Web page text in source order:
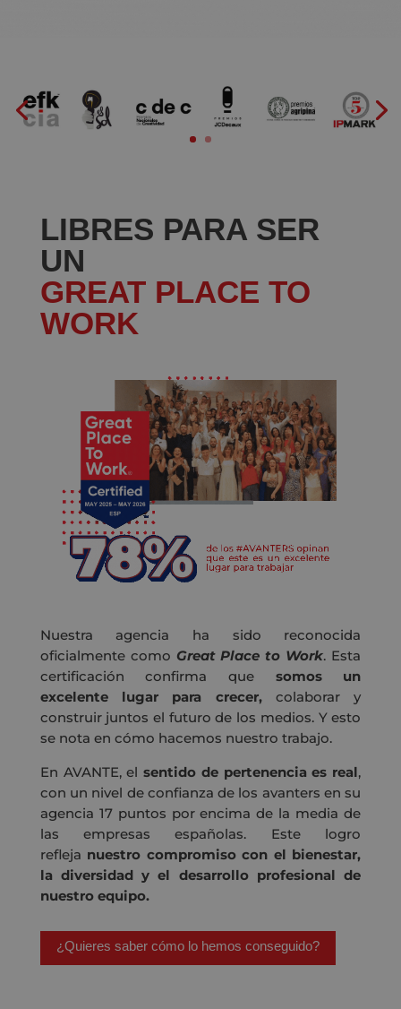
LIBRES PARA SER
UN
GREAT PLACE TO
WORK
Nuestra agencia ha sido reconocida
oficialmente como Great Place to Work. Esta
certificación confirma que somos un
excelente lugar para crecer,colaborar y
construir juntos el futuro de los medios. Y esto
se nota en cómo hacemos nuestro trabajo.
En AVANTE, elsentido de pertenencia es real,
con un nivel de confianza de los avanters en su
agencia 17 puntos por encima de la media de
las empresas españolas. Este logro
refleja nuestro compromiso con el bienestar,
la diversidad y el desarrollo profesional de
nuestro equipo.
¿Quieres saber cómo lo hemos conseguido?